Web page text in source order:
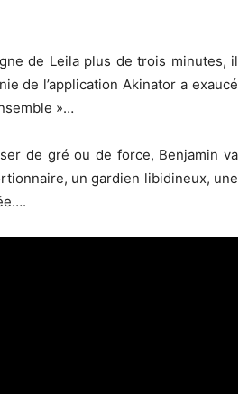
de Leila plus de trois minutes, il
de l’application Akinator a exaucé
»…
de gré ou de force, Benjamin va
un gardien libidineux, une